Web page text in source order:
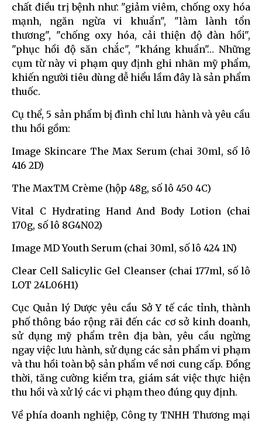
chất điều trị bệnh như: "giảm viêm, chống oxy hóa
mạnh, ngăn ngừa vi khuẩn", "làm lành tổn
thương", "chống oxy hóa, cải thiện độ đàn hồi",
"phục hồi độ săn chắc", "kháng khuẩn"… Những
cụm từ này vi phạm quy định ghi nhãn mỹ phẩm,
khiến người tiêu dùng dễ hiểu lầm đây là sản phẩm
thuốc.
Cụ thể, 5 sản phẩm bị đình chỉ lưu hành và yêu cầu
thu hồi gồm:
Image Skincare The Max Serum (chai 30ml, số lô
416 2D)
The MaxTM Crème (hộp 48g, số lô 450 4C)
Vital C Hydrating Hand And Body Lotion (chai
170g, số lô 8G4N02)
Image MD Youth Serum (chai 30ml, số lô 424 1N)
Clear Cell Salicylic Gel Cleanser (chai 177ml, số lô
LOT 24L06H1)
Cục Quản lý Dược yêu cầu Sở Y tế các tỉnh, thành
phố thông báo rộng rãi đến các cơ sở kinh doanh,
sử dụng mỹ phẩm trên địa bàn, yêu cầu ngừng
ngay việc lưu hành, sử dụng các sản phẩm vi phạm
và thu hồi toàn bộ sản phẩm về nơi cung cấp. Đồng
thời, tăng cường kiểm tra, giám sát việc thực hiện
thu hồi và xử lý các vi phạm theo đúng quy định.
Về phía doanh nghiệp, Công ty TNHH Thương mại